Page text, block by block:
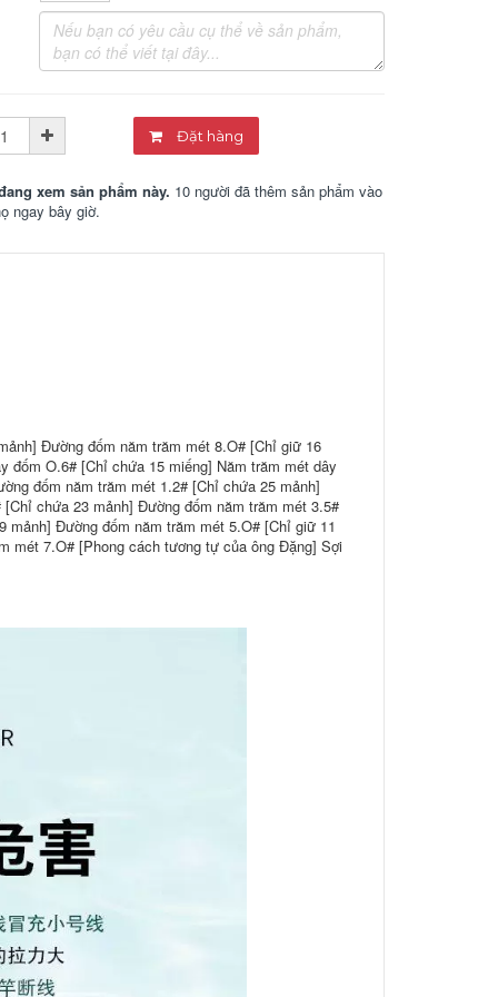
Đặt hàng
xem sản phẩm này. 10 người đã thêm sản phẩm vào
ngay bây giờ.
Đường đốm năm trăm mét 8.O# [Chỉ giữ 16
đốm O.6# [Chỉ chứa 15 miếng] Năm trăm mét dây
đốm năm trăm mét 1.2# [Chỉ chứa 25 mảnh]
chứa 23 mảnh] Đường đốm năm trăm mét 3.5#
Đường đốm năm trăm mét 5.O# [Chỉ giữ 11
mét 7.O# [Phong cách tương tự của ông Đặng] Sợi